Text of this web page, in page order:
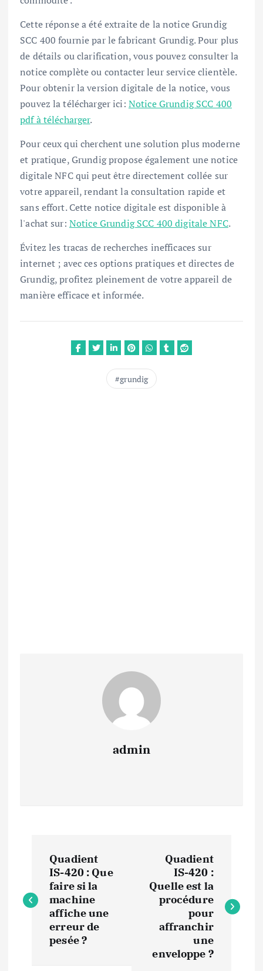
Cette réponse a été extraite de la notice Grundig
SCC 400 fournie par le fabricant Grundig. Pour plus
de détails ou clarification, vous pouvez consulter la
notice complète ou contacter leur service clientèle.
Pour obtenir la version digitale de la notice, vous
pouvez la télécharger ici: Notice Grundig SCC 400
pdf à télécharger.
Pour ceux qui cherchent une solution plus moderne
et pratique, Grundig propose également une notice
digitale NFC qui peut être directement collée sur
votre appareil, rendant la consultation rapide et
sans effort. Cette notice digitale est disponible à
l'achat sur: Notice Grundig SCC 400 digitale NFC.
Évitez les tracas de recherches inefficaces sur
internet ; avec ces options pratiques et directes de
Grundig, profitez pleinement de votre appareil de
manière efficace et informée.
grundig
admin
v
Quadient
IS-420 : Que
faire si la
machine
affiche une
erreur de
pesée ?
Quadient
IS-420 :
Quelle est la
procédure
pour
affranchir
une
enveloppe ?